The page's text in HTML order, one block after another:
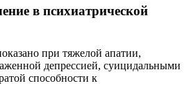
в психиатрической
при тяжелой апатии,
депрессией, суицидальными
способности к